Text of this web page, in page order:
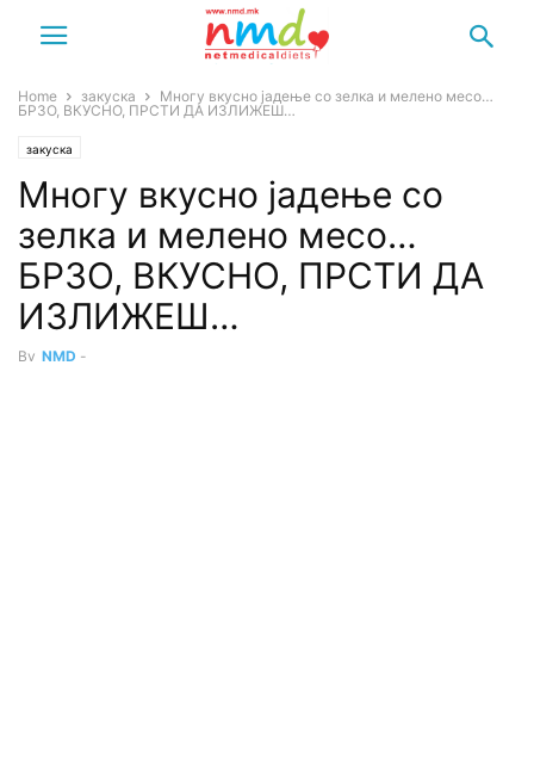
Home закуска
Многу вкусно јадење со зелка и мелено месо…
БРЗО, ВКУСНО, ПРСТИ ДА ИЗЛИЖЕШ…
закуска
Многу вкусно јадење со
зелка и мелено месо…
БРЗО, ВКУСНО, ПРСТИ ДА
ИЗЛИЖЕШ…
By NMD -